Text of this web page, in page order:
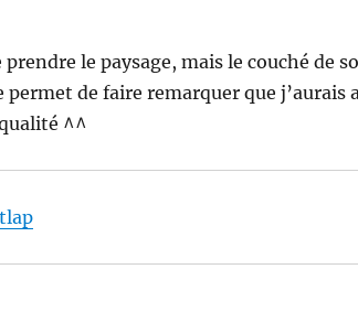
le paysage, mais le couché de
de faire remarquer que j’aurais
^^